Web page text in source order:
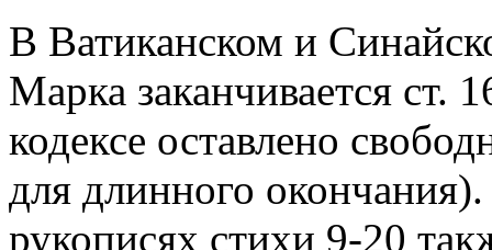
В Ватиканском и
Марка заканчивается ст.
кодексе оставлено
для длинного
рукописях стихи 9-20